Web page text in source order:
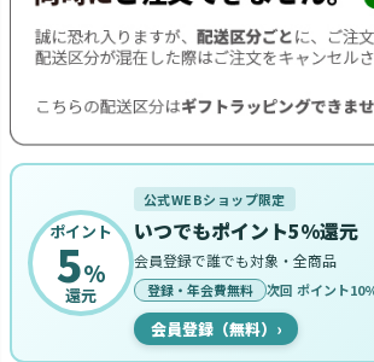
ポイント
5%
還元
公式WEBショップ限定
いつでもポイント5%還元
会員登録で誰でも対象・全商品
登録・年会費無料 次回 ポイント
会員登録（無料） ›